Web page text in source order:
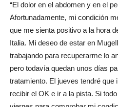
“El dolor en el abdomen y en el
Afortunadamente, mi condición
que me sienta positivo a la hora
Italia. Mi deseo de estar en
trabajando para recuperarme lo
pero todavía quedan unos días
tratamiento. El jueves tendré que
recibir el OK e ir a la pista. Si